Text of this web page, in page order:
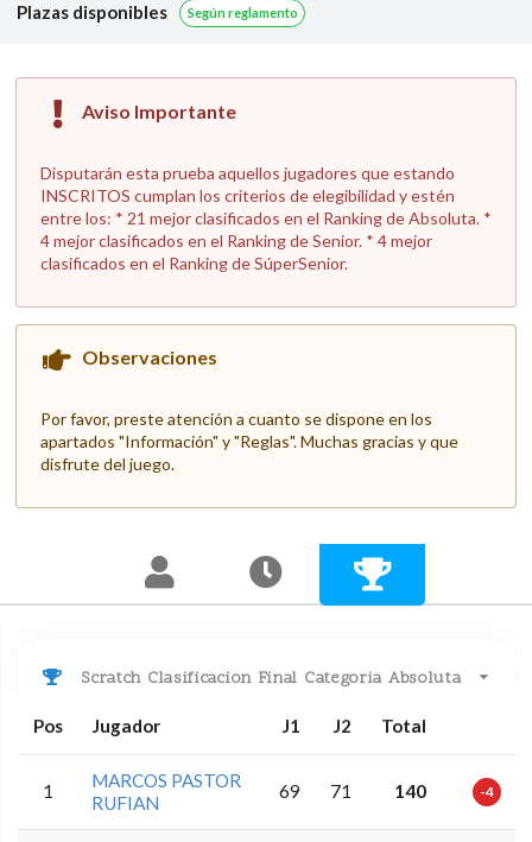
Plazas disponibles Según reglamento
Aviso Importante
Disputarán esta prueba aquellos jugadores que estando
INSCRITOS cumplan los criterios de elegibilidad y estén
entre los: * 21 mejor clasificados en el Ranking de Absoluta. *
4 mejor clasificados en el Ranking de Senior. * 4 mejor
clasificados en el Ranking de SúperSenior.
Observaciones
Por favor, preste atención a cuanto se dispone en los
apartados "Información" y "Reglas". Muchas gracias y que
disfrute del juego.
Scratch Clasificacion Final Categoria Absoluta
Pos Jugador J1 J2 Total
1
MARCOS PASTOR
RUFIAN
69 71 140 -4